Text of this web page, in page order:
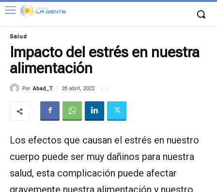
Salud
Impacto del estrés en nuestra
alimentación
Por Abad_T 26 abril, 2022
Los efectos que causan el estrés en nuestro
cuerpo puede ser muy dañinos para nuestra
salud, esta complicación puede afectar